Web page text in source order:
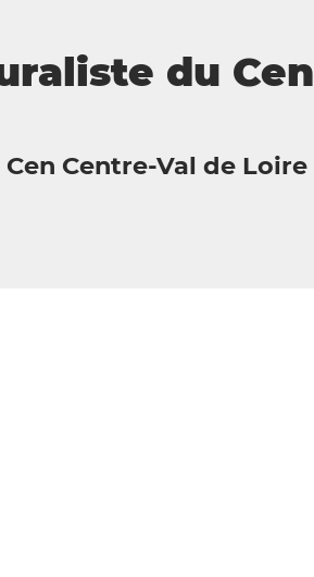
du Cen
Centre-Val de Loire